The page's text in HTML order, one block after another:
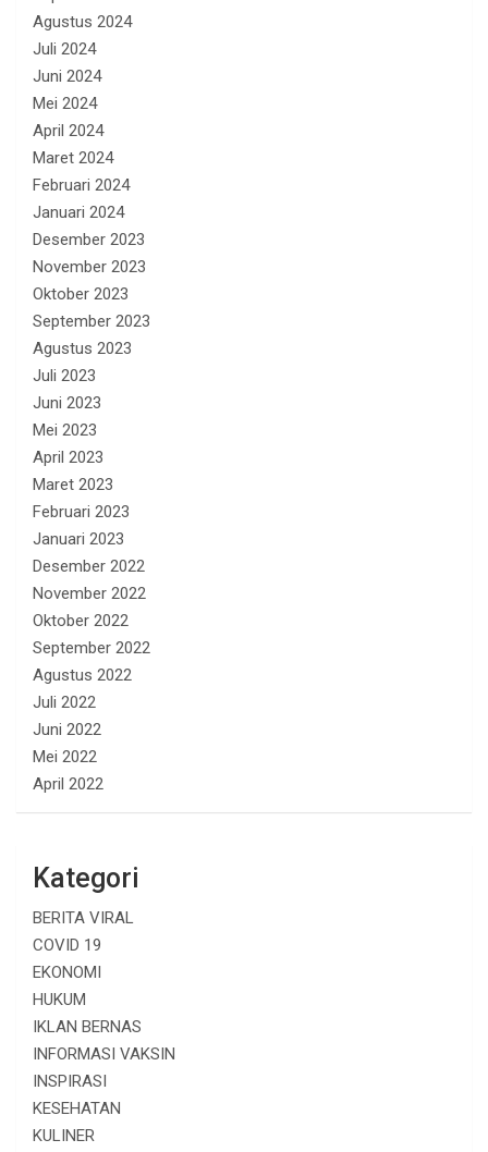
Agustus 2024
Juli 2024
Juni 2024
Mei 2024
April 2024
Maret 2024
Februari 2024
Januari 2024
Desember 2023
November 2023
Oktober 2023
September 2023
Agustus 2023
Juli 2023
Juni 2023
Mei 2023
April 2023
Maret 2023
Februari 2023
Januari 2023
Desember 2022
November 2022
Oktober 2022
September 2022
Agustus 2022
Juli 2022
Juni 2022
Mei 2022
April 2022
Kategori
BERITA VIRAL
COVID 19
EKONOMI
HUKUM
IKLAN BERNAS
INFORMASI VAKSIN
INSPIRASI
KESEHATAN
KULINER